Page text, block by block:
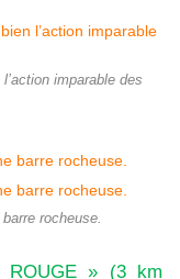
imparable des
rocheuse.
ROUGE » (3 km